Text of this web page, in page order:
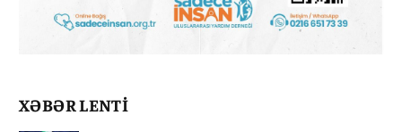
XƏBƏR LENTİ